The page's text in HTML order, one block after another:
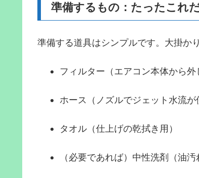
準備するもの：たったこれだ
準備する道具はシンプルです。大掛か
フィルター（エアコン本体から外
ホース（ノズルでジェット水流が
タオル（仕上げの乾拭き用）
（必要であれば）中性洗剤（油